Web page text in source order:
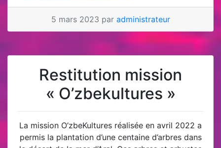
5 mars 2023 par administrateur
Restitution mission
« O’zbekultures »
La mission O’zbeKultures réalisée en avril 2022 a
permis la plantation d’une centaine d’arbres dans